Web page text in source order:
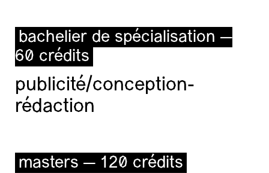
bachelier de spécialisation —
60 crédits
publicité/conception-
rédaction
masters — 120 crédits